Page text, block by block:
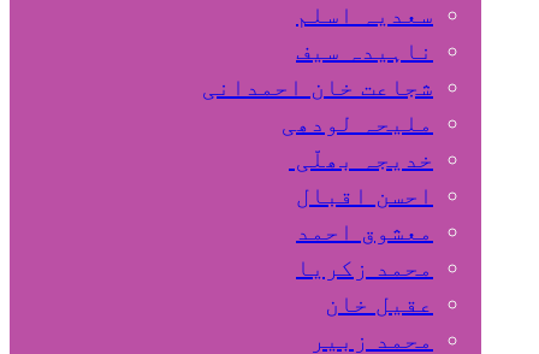
سعدیہ اسلم
ناہیدہ سیف
شجاعت خان احمدانی
ملیحہ لودھی
خدیجہ بھلّی
احسن اقبال
معشوق احمد
محمد زکریا
عقیل خان
محمد زبیر